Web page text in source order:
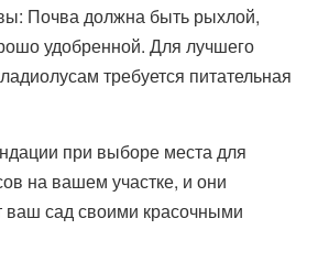
Почва должна быть рыхлой,
удобренной. Для лучшего
требуется питательная
при выборе места для
на вашем участке, и они
ваш сад своими красочными